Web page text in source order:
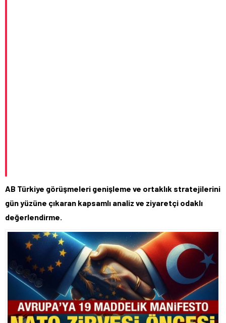
AB Türkiye görüşmeleri genişleme ve ortaklık stratejilerini
gün yüzüne çıkaran kapsamlı analiz ve ziyaretçi odaklı
değerlendirme.